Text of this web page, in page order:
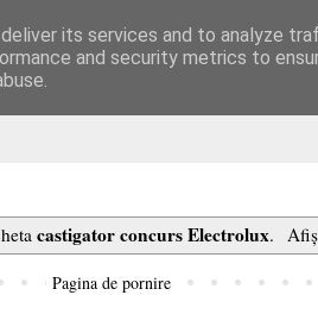
castigator concurs Electrolux.
Pagina de pornire
its services and to analyze
and security metrics to